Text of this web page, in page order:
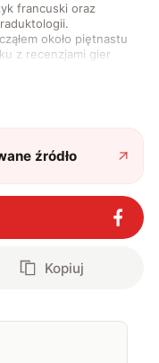
francuski oraz
około piętnastu
z recenzjami gier
związane z nauką
źródło
Kopiuj